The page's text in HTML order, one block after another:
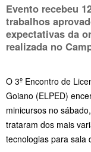
Evento recebeu
trabalhos
expectativas da
realizada no
O 3º Encontro de
Goiano (ELPED)
minicursos no
trataram dos mais
tecnologias para sala